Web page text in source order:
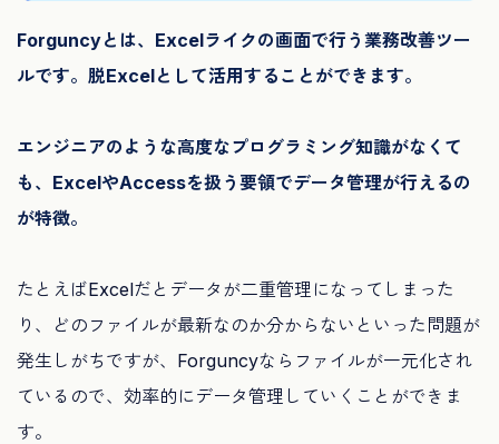
Forguncyとは、Excelライクの画面で行う業務改善ツー
ルです。脱Excelとして活用することができます。
エンジニアのような高度なプログラミング知識がなくて
も、ExcelやAccessを扱う要領でデータ管理が行えるの
が特徴。
たとえばExcelだとデータが二重管理になってしまった
り、どのファイルが最新なのか分からないといった問題が
発生しがちですが、Forguncyならファイルが一元化され
ているので、効率的にデータ管理していくことができま
す。